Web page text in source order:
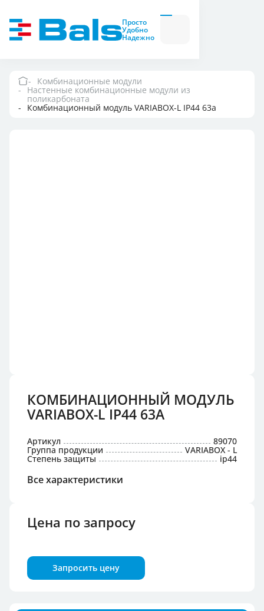
Просто
Удобно
Надежно
Вилки
и
розетки
модули
Вилки и розетки
Компания
Комбинационные модули
Настенные комбинационные модули из
поликарбоната
Комбинационный модуль VARIABOX-L IP44 63а
КОМБИНАЦИОННЫЙ МОДУЛЬ
VARIABOX-L IP44 63А
Артикул 89070
Группа продукции VARIABOX - L
Степень защиты ip44
Все характеристики
Цена по запросу
Запросить цену